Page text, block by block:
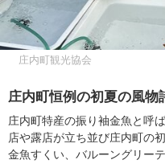
庄内町観光協会
庄内町恒例の初夏の風物
庄内町特産の振り袖金魚と呼
店や露店が立ち並び庄内町の
金魚すくい、バルーングリー